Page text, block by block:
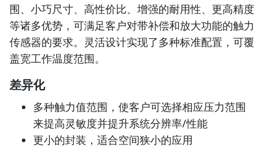
围、小巧尺寸、高性价比、增强的耐用性、更高精度
等诸多优势，可满足客户对带补偿和放大功能的触力
传感器的要求。灵活设计实现了多种标准配置，可覆
盖宽工作温度范围。
差异化
多种触力值范围，使客户可选择相应压力范围
来提高灵敏度并提升系统分辨率/性能
更小的封装，适合空间狭小的应用